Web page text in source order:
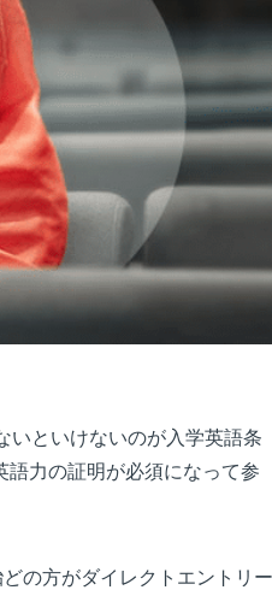
いといけないのが入学英語条
語力の証明が必須になって参
の方がダイレクトエントリー